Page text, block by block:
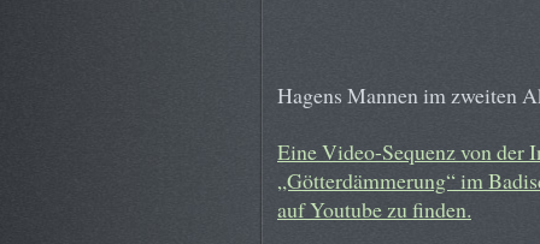
Hagens Mannen im zweiten
Eine Video-Sequenz von der
„Götterdämmerung“ im
auf Youtube zu finden.